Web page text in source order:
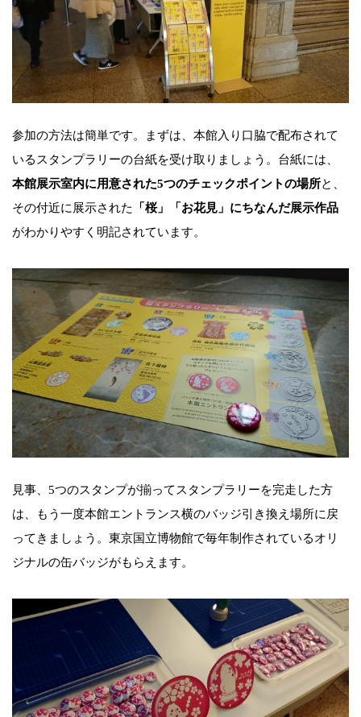
参加の方法は簡単です。まずは、本館入り口脇で配布されて
いるスタンプラリーの台紙を受け取りましょう。台紙には、
本館展示室内に用意された5つのチェックポイントの場所と、
その付近に展示された
「桜」「お花見」にちなんだ展示作品
がわかりやすく明記されています。
見事、5つのスタンプが揃ってスタンプラリーを完走した方
は、もう一度本館エントランス横のバッジ引き換え場所に戻
ってきましょう。東京国立博物館で毎年制作されているオリ
ジナルの缶バッジがもらえます。